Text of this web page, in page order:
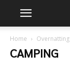
Home Overnatting
CAMPING